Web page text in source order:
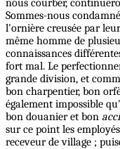
nous courber,
Sommes-nous
l'ornière creusée par
même homme de
connaissances
fort mal. Le
grande division, et
bon charpentier, bon
également impossible
bon douanier et bon
sur ce point les
receveur de village ;